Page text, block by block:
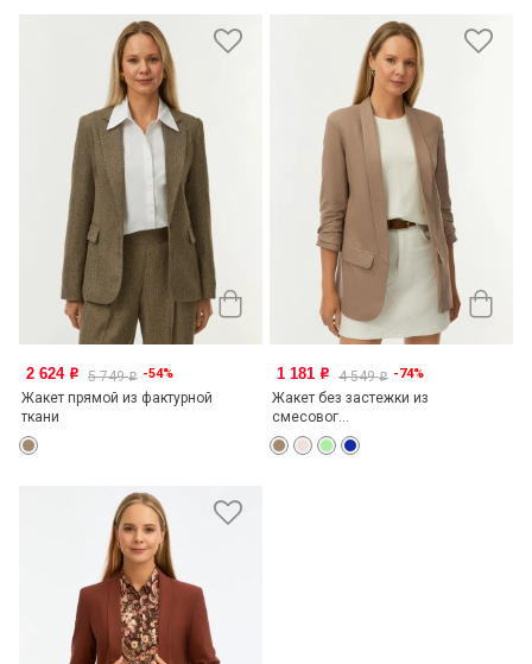
2 624 o 5 749o -54%
Жакет прямой из фактурной
ткани
1 181 o 4 549o -74%
Жакет без застежки из
смесовог...